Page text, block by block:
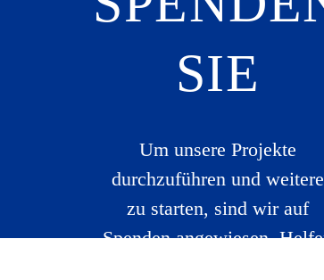
SIE
Um unsere Projekte
durchzuführen und weitere
zu starten, sind wir auf
Spenden angewiesen.